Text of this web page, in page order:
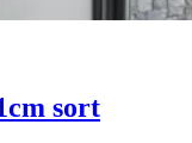
sort